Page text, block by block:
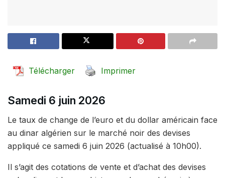
Télécharger Imprimer
Samedi 6 juin 2026
Le taux de change de l’euro et du dollar américain face
au dinar algérien sur le marché noir des devises
appliqué ce samedi 6 juin 2026 (actualisé à 10h00).
Il s’agit des cotations de vente et d’achat des devises